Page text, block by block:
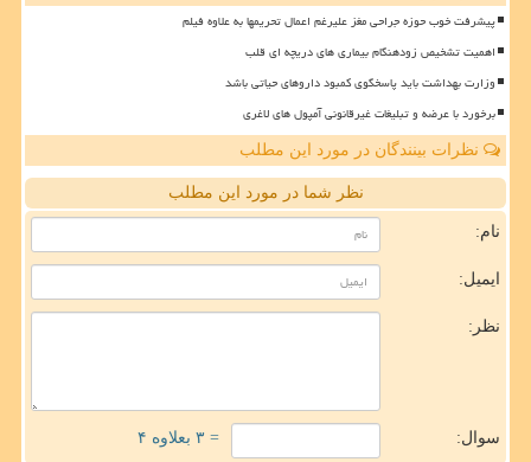
پیشرفت خوب حوزه جراحی مغز علیرغم اعمال تحریمها به علاوه فیلم
اهمیت تشخیص زودهنگام بیماری های دریچه ای قلب
وزارت بهداشت باید پاسخگوی کمبود داروهای حیاتی باشد
برخورد با عرضه و تبلیغات غیرقانونی آمپول های لاغری
نظرات بینندگان در مورد این مطلب
نظر شما در مورد این مطلب
نام:
ایمیل:
نظر:
سوال: = ۳ بعلاوه ۴